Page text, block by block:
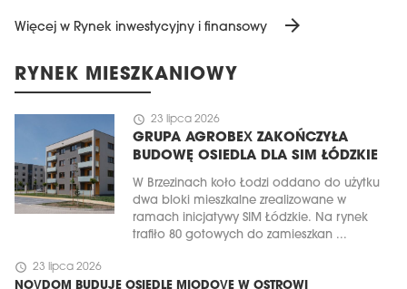
Więcej w Rynek inwestycyjny i finansowy arrow_forward
RYNEK MIESZKANIOWY
schedule 23 lipca 2026
GRUPA AGROBEX ZAKOŃCZYŁA
BUDOWĘ OSIEDLA DLA SIM ŁÓDZKIE
W Brzezinach koło Łodzi oddano do użytku
dwa bloki mieszkalne zrealizowane w
ramach inicjatywy SIM Łódzkie. Na rynek
trafiło 80 gotowych do zamieszkan ...
schedule 23 lipca 2026
NOVDOM BUDUJE OSIEDLE MIODOVE W OSTROWI